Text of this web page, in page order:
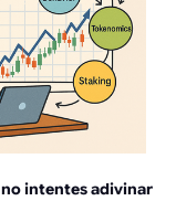
no intentes adivinar